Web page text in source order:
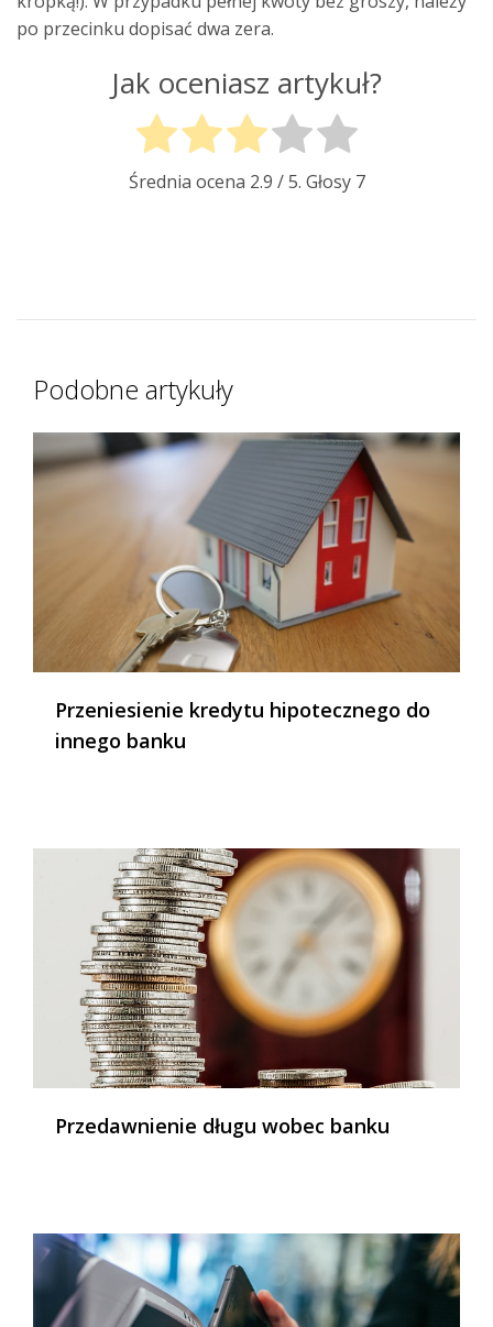
po przecinku dopisać dwa zera.
Jak oceniasz artykuł?
Średnia ocena 2.9 / 5. Głosy 7
Podobne artykuły
Przeniesienie kredytu hipotecznego do
innego banku
Przedawnienie długu wobec banku